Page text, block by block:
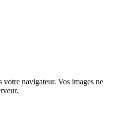
votre navigateur. Vos images ne